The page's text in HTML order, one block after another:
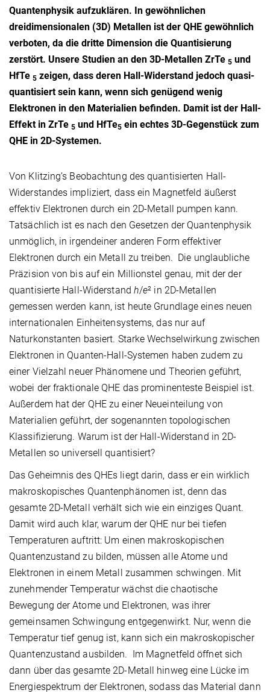
Quantenphysik aufzuklären. In gewöhnlichen
dreidimensionalen (3D) Metallen ist der QHE gewöhnlich
verboten, da die dritte Dimension die Quantisierung
zerstört. Unsere Studien an den 3D-Metallen ZrTe 5 und
HfTe 5 zeigen, dass deren Hall-Widerstand jedoch quasi-
quantisiert sein kann, wenn sich genügend wenig
Elektronen in den Materialien befinden. Damit ist der Hall-
Effekt in ZrTe 5 und HfTe5 ein echtes 3D-Gegenstück zum
QHE in 2D-Systemen.
Von Klitzing’s Beobachtung des quantisierten Hall-
Widerstandes impliziert, dass ein Magnetfeld äußerst
effektiv Elektronen durch ein 2D-Metall pumpen kann.
Tatsächlich ist es nach den Gesetzen der Quantenphysik
unmöglich, in irgendeiner anderen Form effektiver
Elektronen durch ein Metall zu treiben. Die unglaubliche
Präzision von bis auf ein Millionstel genau, mit der der
quantisierte Hall-Widerstand h/e² in 2D-Metallen
gemessen werden kann, ist heute Grundlage eines neuen
internationalen Einheitensystems, das nur auf
Naturkonstanten basiert. Starke Wechselwirkung zwischen
Elektronen in Quanten-Hall-Systemen haben zudem zu
einer Vielzahl neuer Phänomene und Theorien geführt,
wobei der fraktionale QHE das prominenteste Beispiel ist.
Außerdem hat der QHE zu einer Neueinteilung von
Materialien geführt, der sogenannten topologischen
Klassifizierung. Warum ist der Hall-Widerstand in 2D-
Metallen so universell quantisiert?
Das Geheimnis des QHEs liegt darin, dass er ein wirklich
makroskopisches Quantenphänomen ist, denn das
gesamte 2D-Metall verhält sich wie ein einziges Quant.
Damit wird auch klar, warum der QHE nur bei tiefen
Temperaturen auftritt: Um einen makroskopischen
Quantenzustand zu bilden, müssen alle Atome und
Elektronen in einem Metall zusammen schwingen. Mit
zunehmender Temperatur wächst die chaotische
Bewegung der Atome und Elektronen, was ihrer
gemeinsamen Schwingung entgegenwirkt. Nur, wenn die
Temperatur tief genug ist, kann sich ein makroskopischer
Quantenzustand ausbilden. Im Magnetfeld öffnet sich
dann über das gesamte 2D-Metall hinweg eine Lücke im
Energiespektrum der Elektronen, sodass das Material dann